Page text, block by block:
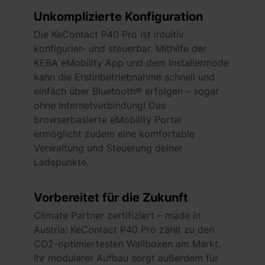
Unkomplizierte Konfiguration
Die KeContact P40 Pro ist intuitiv
konfigurier- und steuerbar. Mithilfe der
KEBA eMobility App und dem Installermode
kann die Erstinbetriebnahme schnell und
einfach über Bluetooth® erfolgen – sogar
ohne Internetverbindung! Das
browserbasierte eMobility Portal
ermöglicht zudem eine komfortable
Verwaltung und Steuerung deiner
Ladepunkte.
Vorbereitet für die Zukunft
Climate Partner zertifiziert – made in
Austria: KeContact P40 Pro zählt zu den
CO2-optimiertesten Wallboxen am Markt.
Ihr modularer Aufbau sorgt außerdem für